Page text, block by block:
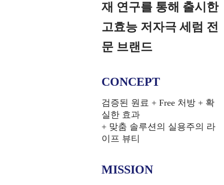
재 연구를 통해 출시한
고효능 저자극 세럼 전
문 브랜드
CONCEPT
검증된 원료 + Free 처방 + 확
실한 효과
+ 맞춤 솔루션의 실용주의 라
이프 뷰티
MISSION